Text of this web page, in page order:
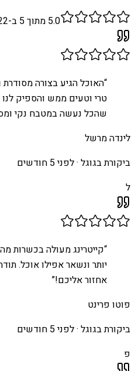
5.0 מתוך 5 ב-
“האוכל הגיע בצורה מסודרת
טרי וטעים ממש והספיק
שהכל נעשה במטבח נקי
לינדה מרשל
ביקורת בגוגל ·לפני 5 חודשים
ל
“קייטרינג מעולה בכשרות
יותר ונשאר אפילו אוכל.
אחזור אליכם!”
פוטו פרינט
ביקורת בגוגל ·לפני 5 חודשים
פ